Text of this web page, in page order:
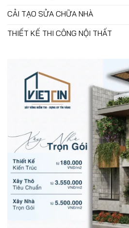
CẢI TẠO SỬA CHỮA NHÀ
THIẾT KẾ THI CÔNG NỘI THẤT